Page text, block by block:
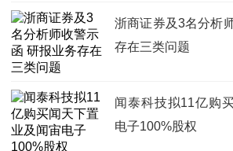
浙商证券及3名分析
存在三类问题
闻泰科技拟11亿购
电子100%股权